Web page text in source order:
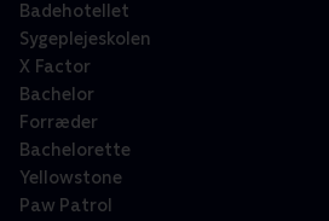
Badehotellet
Sygeplejeskolen
X Factor
Bachelor
Forræder
Bachelorette
Yellowstone
Paw Patrol